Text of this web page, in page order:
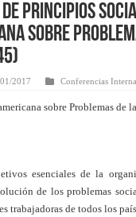
principios
sobre
2017 Conferencias
sobre Problemas de
esenciales de la
de los problemas
trabajadoras de todos los